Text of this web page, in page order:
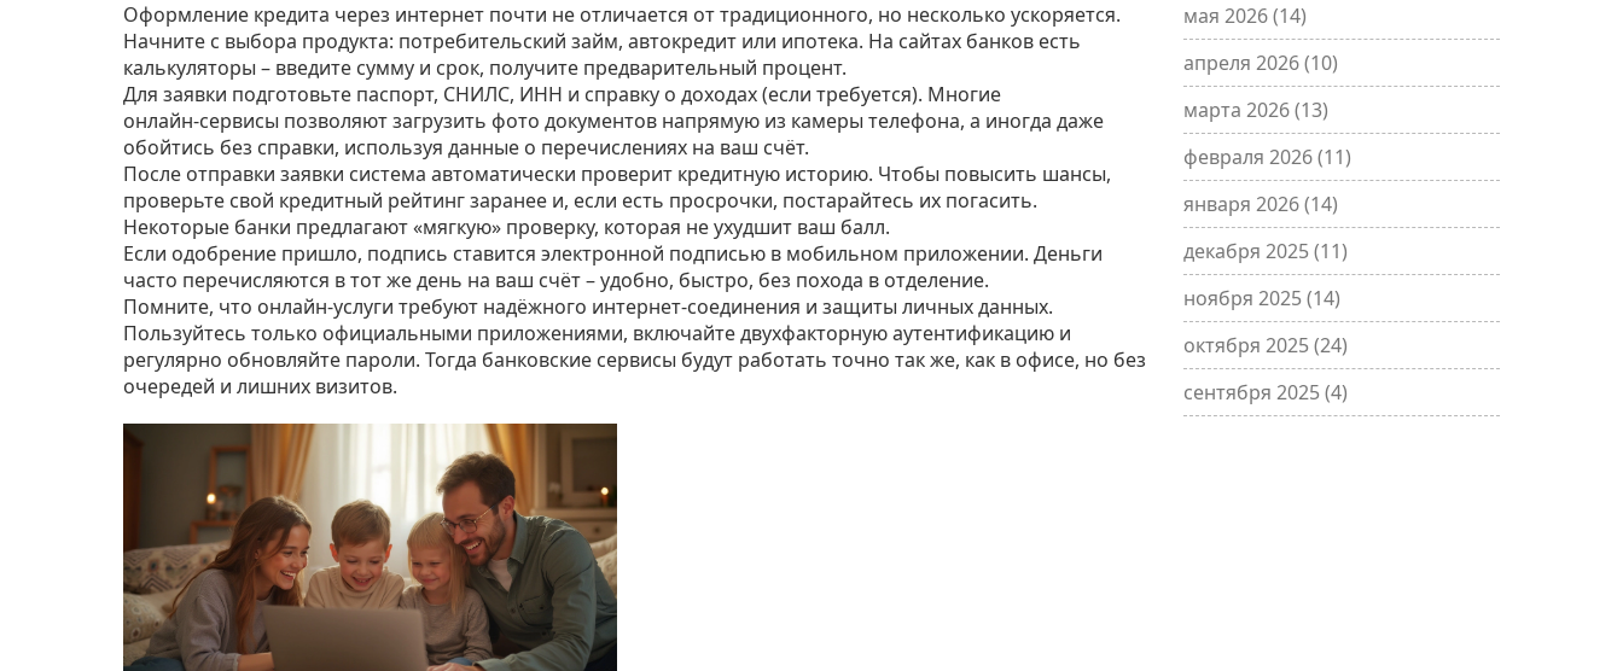
Оформление кредита через интернет почти не отличается от традиционного, но несколько ускоряется.
Начните с выбора продукта: потребительский займ, автокредит или ипотека. На сайтах банков есть
калькуляторы – введите сумму и срок, получите предварительный процент.
Для заявки подготовьте паспорт, СНИЛС, ИНН и справку о доходах (если требуется). Многие
онлайн‑сервисы позволяют загрузить фото документов напрямую из камеры телефона, а иногда даже
обойтись без справки, используя данные о перечислениях на ваш счёт.
После отправки заявки система автоматически проверит кредитную историю. Чтобы повысить шансы,
проверьте свой кредитный рейтинг заранее и, если есть просрочки, постарайтесь их погасить.
Некоторые банки предлагают «мягкую» проверку, которая не ухудшит ваш балл.
Если одобрение пришло, подпись ставится электронной подписью в мобильном приложении. Деньги
часто перечисляются в тот же день на ваш счёт – удобно, быстро, без похода в отделение.
Помните, что онлайн‑услуги требуют надёжного интернет‑соединения и защиты личных данных.
Пользуйтесь только официальными приложениями, включайте двухфакторную аутентификацию и
регулярно обновляйте пароли. Тогда банковские сервисы будут работать точно так же, как в офисе, но без
очередей и лишних визитов.
мая 2026(14)
апреля 2026(10)
марта 2026(13)
февраля 2026(11)
января 2026(14)
декабря 2025(11)
ноября 2025(14)
октября 2025(24)
сентября 2025(4)